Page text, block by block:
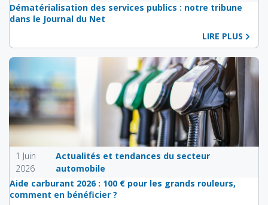
Dématérialisation des services publics : notre tribune
dans le Journal du Net
LIRE PLUS
1 Juin
2026
Actualités et tendances du secteur
automobile
Aide carburant 2026 : 100 € pour les grands rouleurs,
comment en bénéficier ?